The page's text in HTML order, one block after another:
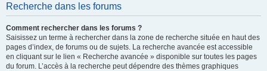
Recherche dans les forums
Comment rechercher dans les forums ?
Saisissez un terme à rechercher dans la zone de recherche située en haut des
pages d’index, de forums ou de sujets. La recherche avancée est accessible
en cliquant sur le lien « Recherche avancée » disponible sur toutes les pages
du forum. L’accès à la recherche peut dépendre des thèmes graphiques